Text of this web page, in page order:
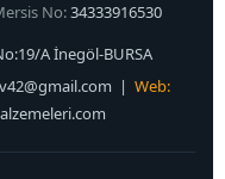
No:34333916530
A İnegöl-BURSA
| Web: